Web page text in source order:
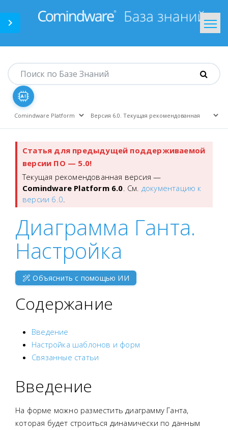
На главную
Статья для предыдущей поддерживаемой
версии ПО — 5.0!
Текущая рекомендованная версия —
Comindware Platform 6.0. См. документацию к
версии 6.0.
Диаграмма Ганта.
Настройка
Объяснить с помощью ИИ
Содержание
Введение
Настройка шаблонов и форм
Связанные статьи
Введение
На форме можно разместить диаграмму Ганта,
которая будет строиться динамически по данным